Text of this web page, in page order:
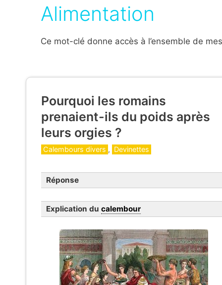
Alimentation
Ce mot-clé donne accès à l’ensemble de
Pourquoi les romains
prenaient-ils du poids après
leurs orgies ?
Catégories
Calembours divers , Devinettes
Réponse
Explication du calembour